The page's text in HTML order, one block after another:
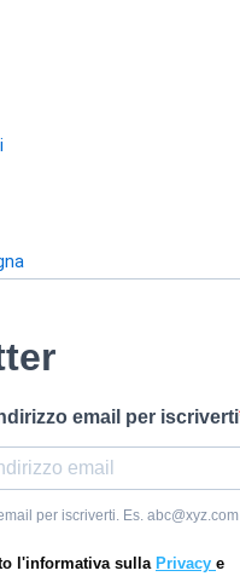
email per iscriverti
per iscriverti. Es. abc@xyz.com
l'informativa sulla Privacy e